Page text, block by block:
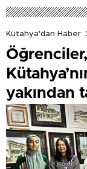
DEĞERLİ’
Kütahya'dan Haber
Öğrenciler,
yakından